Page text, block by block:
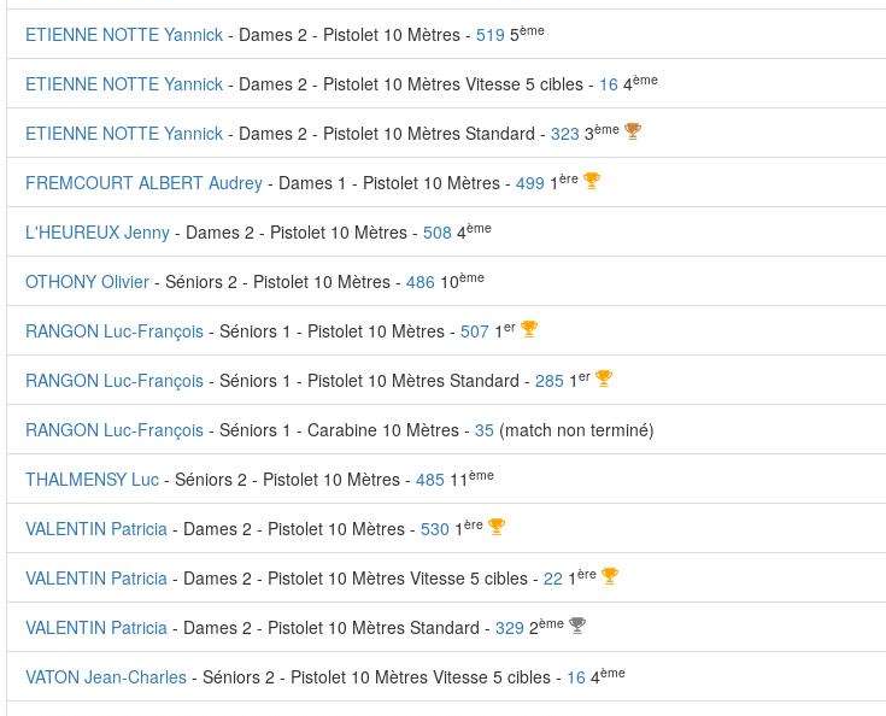
ETIENNE NOTTE Yannick - Dames 2 - Pistolet 10 Mètres - 519 5ème
ETIENNE NOTTE Yannick - Dames 2 - Pistolet 10 Mètres Vitesse 5 cibles - 16 4ème
ETIENNE NOTTE Yannick - Dames 2 - Pistolet 10 Mètres Standard - 323 3ème
FREMCOURT ALBERT Audrey - Dames 1 - Pistolet 10 Mètres - 499 1 ère
L'HEUREUX Jenny - Dames 2 - Pistolet 10 Mètres - 508 4ème
OTHONY Olivier - Séniors 2 - Pistolet 10 Mètres - 486 10ème
RANGON Luc-François - Séniors 1 - Pistolet 10 Mètres - 507 1 er
RANGON Luc-François - Séniors 1 - Pistolet 10 Mètres Standard - 285 1 er
RANGON Luc-François - Séniors 1 - Carabine 10 Mètres - 35 (match non terminé)
THALMENSY Luc - Séniors 2 - Pistolet 10 Mètres - 485 11 ème
VALENTIN Patricia - Dames 2 - Pistolet 10 Mètres - 530 1 ère
VALENTIN Patricia - Dames 2 - Pistolet 10 Mètres Vitesse 5 cibles - 22 1 ère
VALENTIN Patricia - Dames 2 - Pistolet 10 Mètres Standard - 329 2ème
VATON Jean-Charles - Séniors 2 - Pistolet 10 Mètres Vitesse 5 cibles - 16 4ème